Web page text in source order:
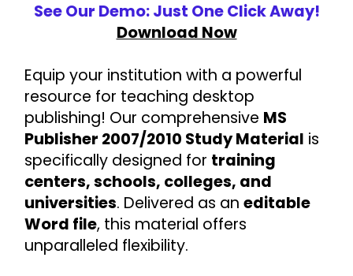
See Our Demo: Just One Click Away!
Download Now
Equip your institution with a powerful
resource for teaching desktop
publishing! Our comprehensive MS
Publisher 2007/2010 Study Material is
specifically designed for training
centers, schools, colleges, and
universities. Delivered as an editable
Word file, this material offers
unparalleled flexibility.